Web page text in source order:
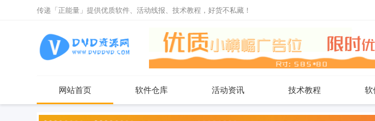
传递「正能量」提供优质软件、活动线报、技术教程，好货不私藏！
网站首页 软件仓库 活动资讯 技术教程 软